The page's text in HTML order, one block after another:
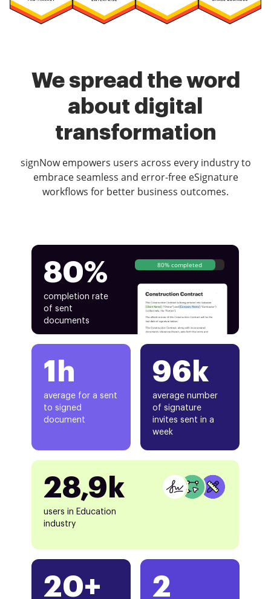
We spread the word
about digital
transformation
signNow empowers users across every industry to
embrace seamless and error-free eSignature
workflows for better business outcomes.
80%
completion rate
of sent
documents
80% completed
1h
average for a sent
to signed
document
20+
96k
average number
of signature
invites sent in a
week
28,9k
users in Education
industry
2